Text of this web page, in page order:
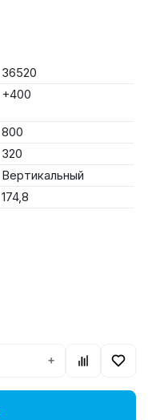
36520
+400
800
320
Вертикальный
174,8
+